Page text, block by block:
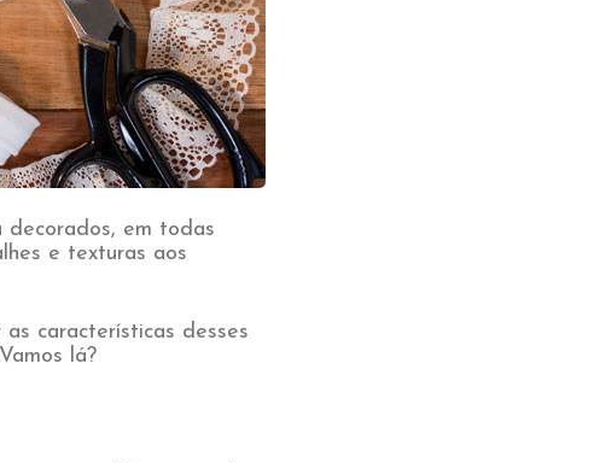
em todas
e texturas aos
características desses
lá?